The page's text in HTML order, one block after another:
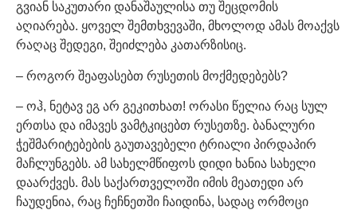
გვიან საკუთარი დანაშაულისა თუ შეცდომის
აღიარება. ყოველ შემთხვევაში, მხოლოდ ამას მოაქვს
რაღაც შედეგი, შეიძლება კათარზისიც.
– როგორ შეაფასებთ რუსეთის მოქმედებებს?
– ოჰ, ნეტავ ეგ არ გეკითხათ! ორასი წელია რაც სულ
ერთსა და იმავეს ვამტკიცებთ რუსეთზე. ბანალური
ჭეშმარიტებების გაუთავებელი ტრიალი პირდაპირ
მაჩლუნგებს. ამ სახელმწიფოს დიდი ხანია სახელი
დაარქვეს. მას საქართველოში იმის მეათედი არ
ჩაუდენია, რაც ჩეჩნეთში ჩაიდინა, სადაც ორმოცი